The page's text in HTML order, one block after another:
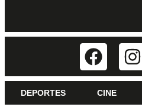
DEPORTES CINE